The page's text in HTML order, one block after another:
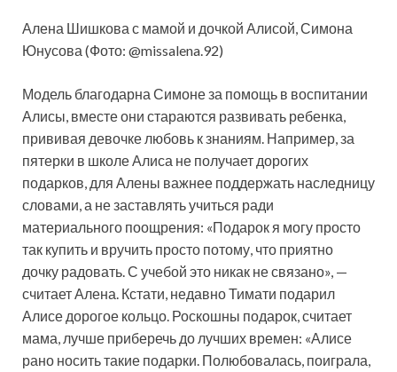
Алена Шишкова с мамой и дочкой Алисой, Симона
Юнусова (Фото: @missalena.92)
Модель благодарна Симоне за помощь в воспитании
Алисы, вместе они стараются развивать ребенка,
прививая девочке любовь к знаниям. Например, за
пятерки в школе Алиса не получает дорогих
подарков, для Алены важнее поддержать наследницу
словами, а не заставлять учиться ради
материального поощрения: «Подарок я могу просто
так купить и вручить просто потому, что приятно
дочку радовать. С учебой это никак не связано», —
считает Алена. Кстати, недавно Тимати подарил
Алисе дорогое кольцо. Роскошны подарок, считает
мама, лучше приберечь до лучших времен: «Алисе
рано носить такие подарки. Полюбовалась, поиграла,